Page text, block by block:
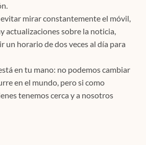
mirar constantemente el móvil,
actualizaciones sobre la noticia,
un horario de dos veces al día para
en tu mano: no podemos cambiar
en el mundo, pero si como
tenemos cerca y a nosotros